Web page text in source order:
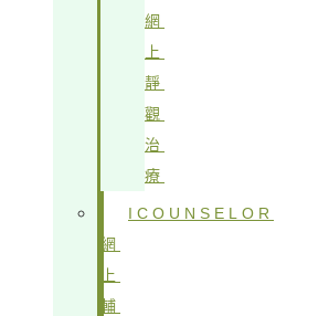
網
上
靜
觀
治
療
ICOUNSELOR
網
上
輔